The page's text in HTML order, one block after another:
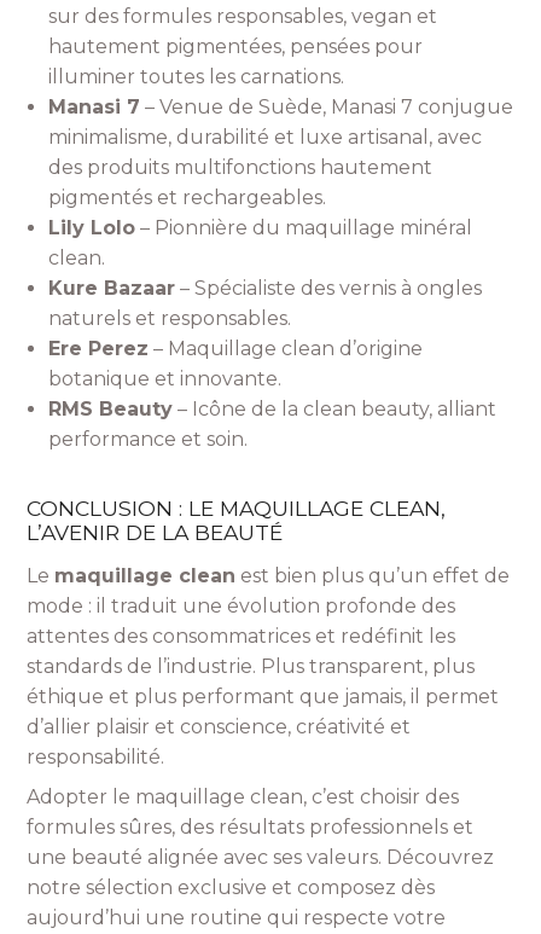
sur des formules responsables, vegan et
hautement pigmentées, pensées pour
illuminer toutes les carnations.
Manasi 7 – Venue de Suède, Manasi 7 conjugue
minimalisme, durabilité et luxe artisanal, avec
des produits multifonctions hautement
pigmentés et rechargeables.
Lily Lolo – Pionnière du maquillage minéral
clean.
Kure Bazaar – Spécialiste des vernis à ongles
naturels et responsables.
Ere Perez – Maquillage clean d’origine
botanique et innovante.
RMS Beauty – Icône de la clean beauty, alliant
performance et soin.
CONCLUSION : LE MAQUILLAGE CLEAN,
L’AVENIR DE LA BEAUTÉ
Le maquillage clean est bien plus qu’un effet de
mode : il traduit une évolution profonde des
attentes des consommatrices et redéfinit les
standards de l’industrie. Plus transparent, plus
éthique et plus performant que jamais, il permet
d’allier plaisir et conscience, créativité et
responsabilité.
Adopter le maquillage clean, c’est choisir des
formules sûres, des résultats professionnels et
une beauté alignée avec ses valeurs. Découvrez
notre sélection exclusive et composez dès
aujourd’hui une routine qui respecte votre